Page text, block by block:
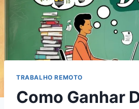
TRABALHO REMOTO
Como Ganhar